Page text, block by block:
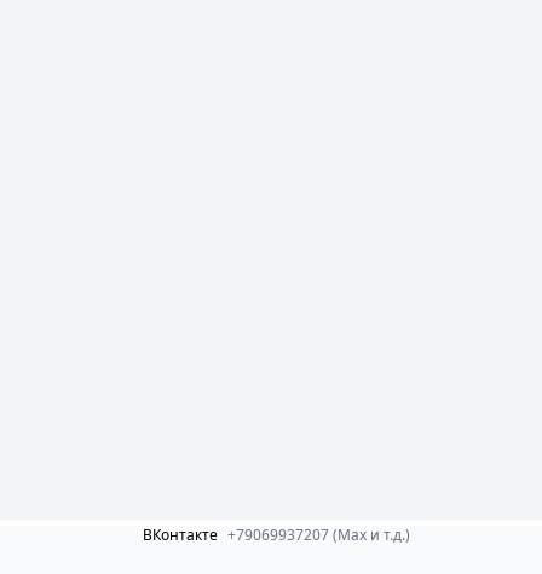
ВКонтакте +79069937207 (Max и т.д.)